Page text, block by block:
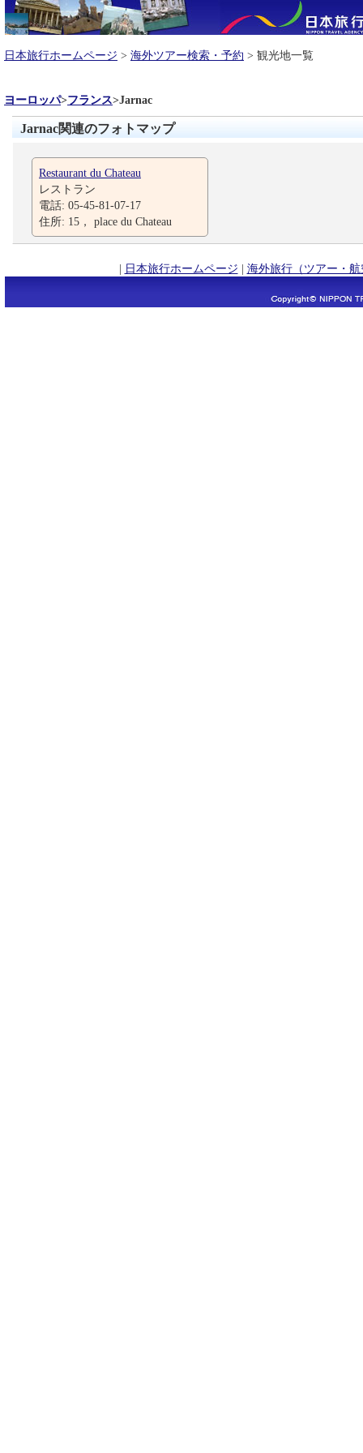
日本旅行ホームページ > 海外ツアー検索・予約 > 観光地一覧
ヨーロッパ>フランス>Jarnac
Jarnac関連のフォトマップ
Restaurant du Chateau
レストラン
電話: 05-45-81-07-17
住所: 15， place du Chateau
| 日本旅行ホームページ | 海外旅行（ツアー・航